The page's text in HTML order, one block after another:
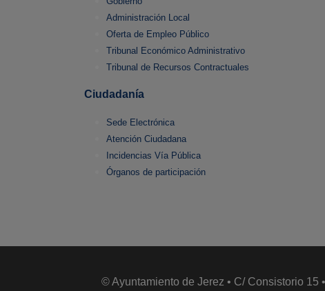
Administración Local
Oferta de Empleo Público
Tribunal Económico Administrativo
Tribunal de Recursos Contractuales
Ciudadanía
Sede Electrónica
Atención Ciudadana
Incidencias Vía Pública
Órganos de participación
© Ayuntamiento de Jerez • C/ Consistorio 15